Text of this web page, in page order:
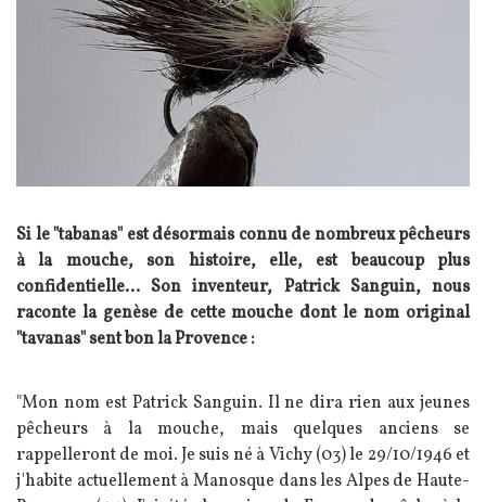
Si le "tabanas" est désormais connu de nombreux pêcheurs
à la mouche, son histoire, elle, est beaucoup plus
confidentielle... Son inventeur, Patrick Sanguin, nous
raconte la genèse de cette mouche dont le nom original
"tavanas" sent bon la Provence :
Texte
"Mon nom est Patrick Sanguin. Il ne dira rien aux jeunes
pêcheurs à la mouche, mais quelques anciens se
rappelleront de moi. Je suis né à Vichy (03) le 29/10/1946 et
j'habite actuellement à Manosque dans les Alpes de Haute-